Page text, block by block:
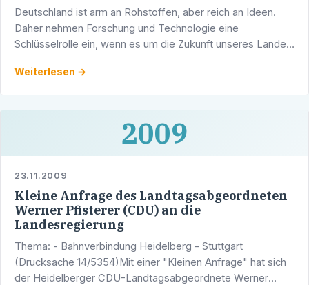
Deutschland ist arm an Rohstoffen, aber reich an Ideen.
Daher nehmen Forschung und Technologie eine
Schlüsselrolle ein, wenn es um die Zukunft unseres Landes
Weiterlesen →
2009
23.11.2009
Kleine Anfrage des Landtagsabgeordneten
Werner Pfisterer (CDU) an die
Landesregierung
Thema: - Bahnverbindung Heidelberg – Stuttgart
(Drucksache 14/5354)Mit einer "Kleinen Anfrage" hat sich
der Heidelberger CDU-Landtagsabgeordnete Werner